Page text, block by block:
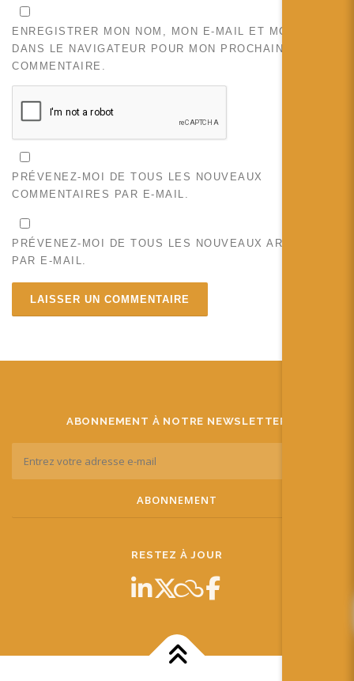
ENREGISTRER MON NOM, MON E-MAIL ET MON SITE
DANS LE NAVIGATEUR POUR MON PROCHAIN
COMMENTAIRE.
PRÉVENEZ-MOI DE TOUS LES NOUVEAUX
COMMENTAIRES PAR E-MAIL.
PRÉVENEZ-MOI DE TOUS LES NOUVEAUX ARTICLES
PAR E-MAIL.
ABONNEMENT À NOTRE NEWSLETTER
RESTEZ À JOUR